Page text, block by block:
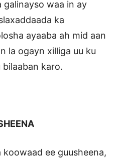
galinayso waa in ay
ka
ayaaba ah mid aan
la ogayn xilliga uu ku
bilaaban karo.
ee guusheena,